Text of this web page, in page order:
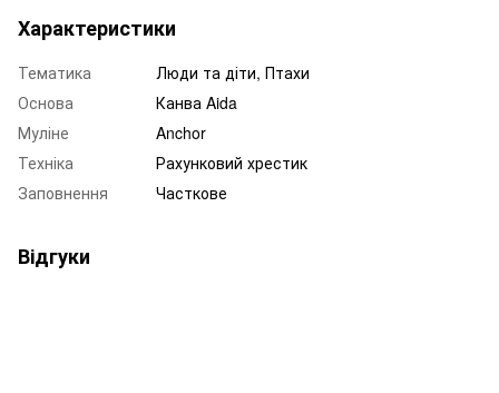
Характеристики
Тематика
Люди та діти, Птахи
Основа
Канва Aida
Муліне
Anchor
Техніка
Рахунковий хрестик
Заповнення
Часткове
Відгуки